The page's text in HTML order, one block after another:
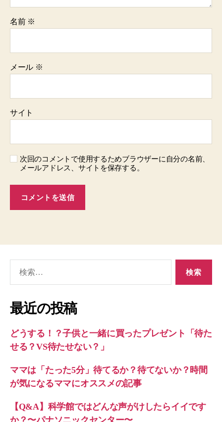
名前 ※
メール ※
サイト
次回のコメントで使用するためブラウザーに自分の名前、
メールアドレス、サイトを保存する。
象:
最近の投稿
どうする！？子供と一緒に買ったプレゼント「待た
せる？VS待たせない？」
ママは「たった5分」待てるか？待てないか？時間
が気になるママにオススメの記事
【Q&A】科学館ではどんな声がけしたらイイです